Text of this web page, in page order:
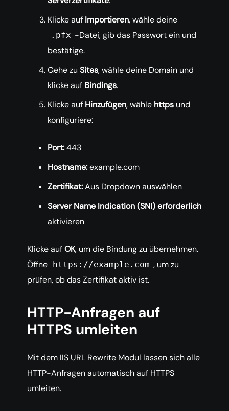
Klicke auf Importieren, wähle deine
.pfx -Datei, gib das Passwort ein und
bestätige.
Gehe zu Sites, wähle deine Domain und
klicke auf Bindings.
Klicke auf Hinzufügen, wähle https und
konfiguriere:
Port:443
Hostname:example.com
Zertifikat:Aus Dropdown auswählen
Server Name Indication (SNI) erforderlich
aktivieren
Klicke aufOK, um die Bindung zu übernehmen.
Öffne
https://example.com , um zu
prüfen, ob das Zertifikat aktiv ist.
HTTP-Anfragen auf
HTTPS umleiten
Mit dem IIS URL Rewrite Modul lassen sich alle
HTTP-Anfragen automatisch auf HTTPS
umleiten.